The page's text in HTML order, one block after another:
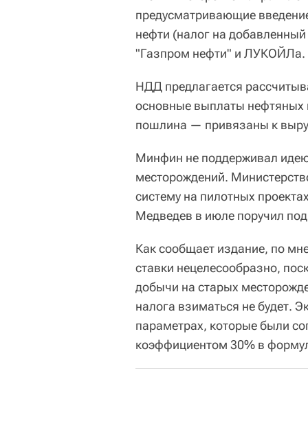
предусматривающие
нефти (налог на
"Газпром нефти" и ЛУКОЙЛа.
НДД предлагается
основные выплаты
пошлина — привязаны к
Минфин не поддерживал
месторождений.
систему на пилотных
Медведев в июле поручил
Как сообщает издание, по
ставки нецелесообразно,
добычи на старых
налога взиматься не будет.
параметрах, которые были
коэффициентом 30% в